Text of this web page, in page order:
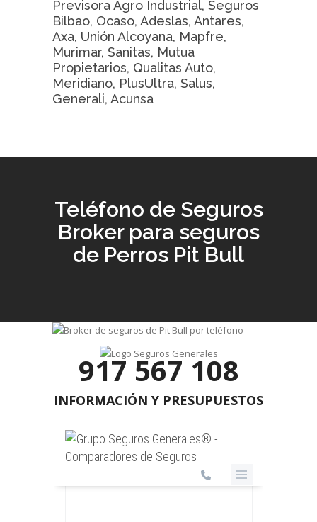
Previsora Agro Industrial, Seguros
Bilbao, Ocaso, Adeslas, Antares,
Axa, Unión Alcoyana, Mapfre,
Murimar, Sanitas, Mutua
Propietarios, Qualitas Auto,
Meridiano, PlusUltra, Salus,
Generali, Acunsa
Teléfono de Seguros
Broker para seguros
de Perros Pit Bull
917 567 108
INFORMACIÓN Y PRESUPUESTOS